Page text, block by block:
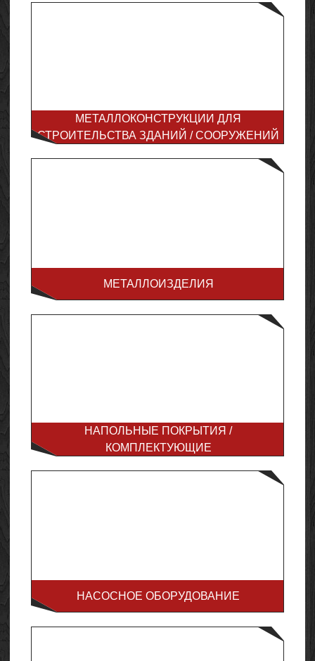
МЕТАЛЛОКОНСТРУКЦИИ ДЛЯ
СТРОИТЕЛЬСТВА ЗДАНИЙ / СООРУЖЕНИЙ
МЕТАЛЛОИЗДЕЛИЯ
НАПОЛЬНЫЕ ПОКРЫТИЯ /
КОМПЛЕКТУЮЩИЕ
НАСОСНОЕ ОБОРУДОВАНИЕ